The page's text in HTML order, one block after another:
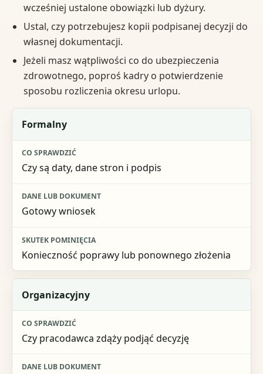
wcześniej ustalone obowiązki lub dyżury.
Ustal, czy potrzebujesz kopii podpisanej decyzji do
własnej dokumentacji.
Jeżeli masz wątpliwości co do ubezpieczenia
zdrowotnego, poproś kadry o potwierdzenie
sposobu rozliczenia okresu urlopu.
Obszar
Co sprawdzić
Dane lub dokument
Formalny
Czy są daty, dane stron i podpis
Gotowy wniosek
Konieczność poprawy lub ponownego złożenia
Organizacyjny
Czy pracodawca zdąży podjąć decyzję